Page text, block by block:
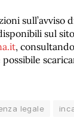
sull’avviso
sul
,
possibile
legale